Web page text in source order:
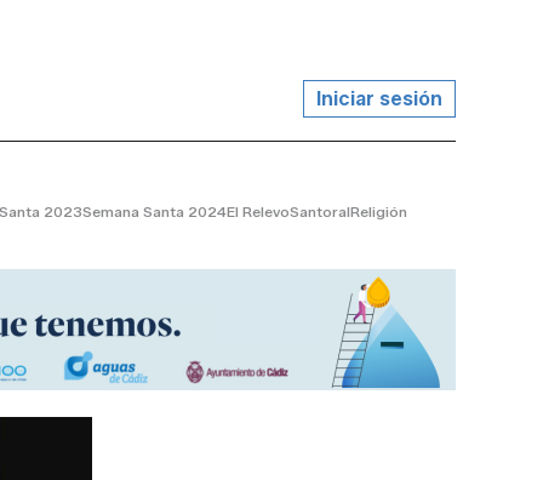
Iniciar sesión
2023Semana Santa 2024El RelevoSantoralReligión